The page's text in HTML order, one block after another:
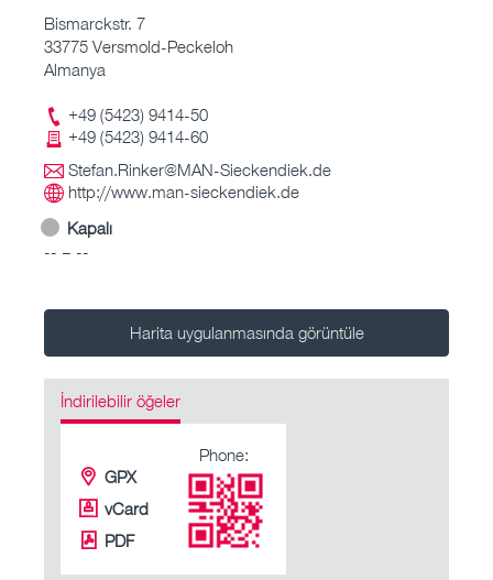
Bismarckstr. 7
33775 Versmold-Peckeloh
Almanya
+49 (5423) 9414-50
+49 (5423) 9414-60
Stefan.Rinker@MAN-Sieckendiek.de
http://www.man-sieckendiek.de
Kapalı
-- – --
Harita uygulanmasında görüntüle
İndirilebilir öğeler
GPX
vCard
PDF
Phone: